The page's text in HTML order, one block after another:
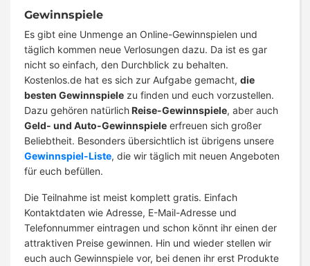
Gewinnspiele
Es gibt eine Unmenge an Online-Gewinnspielen und
täglich kommen neue Verlosungen dazu. Da ist es gar
nicht so einfach, den Durchblick zu behalten.
Kostenlos.de hat es sich zur Aufgabe gemacht, die
besten Gewinnspiele zu finden und euch vorzustellen.
Dazu gehören natürlichReise-Gewinnspiele, aber auch
Geld- und Auto-Gewinnspiele erfreuen sich großer
Beliebtheit. Besonders übersichtlich ist übrigens unsere
Gewinnspiel-Liste, die wir täglich mit neuen Angeboten
für euch befüllen.
Die Teilnahme ist meist komplett gratis. Einfach
Kontaktdaten wie Adresse, E-Mail-Adresse und
Telefonnummer eintragen und schon könnt ihr einen der
attraktiven Preise gewinnen. Hin und wieder stellen wir
euch auch Gewinnspiele vor, bei denen ihr erst Produkte